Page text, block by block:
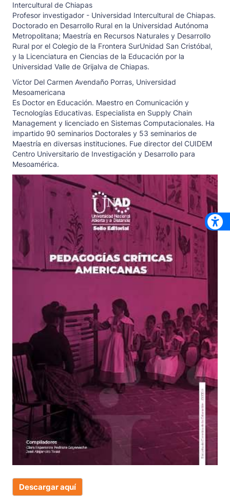
Intercultural de Chiapas
Profesor investigador - Universidad Intercultural de Chiapas.
Doctorado en Desarrollo Rural en la Universidad Autónoma
Metropolitana; Maestría en Recursos Naturales y Desarrollo
Rural por el Colegio de la Frontera SurUnidad San Cristóbal,
y la Licenciatura en Ciencias de la Educación por la
Universidad Valle de Grijalva de Chiapas.
Víctor Del Carmen Avendaño Porras, Universidad
Mesoamericana
Es Doctor en Educación. Maestro en Comunicación y
Tecnologías Educativas. Especialista en Supply Chain
Management y licenciado en Sistemas Computacionales. Ha
impartido 90 seminarios Doctorales y 53 seminarios de
Maestría en diversas instituciones. Fue director del CUIDEM
Centro Universitario de Investigación y Desarrollo para
Mesoamérica.
Descargar aquí